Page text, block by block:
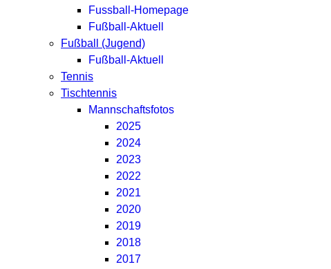
Fussball-Homepage
Fußball-Aktuell
Fußball (Jugend)
Fußball-Aktuell
Tennis
Tischtennis
Mannschaftsfotos
2025
2024
2023
2022
2021
2020
2019
2018
2017